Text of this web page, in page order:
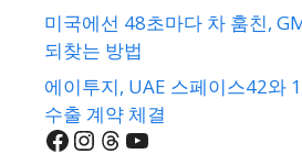
미국에선 48초마다 차 훔친,
되찾는 방법
에이투지, UAE 스페이스42와
수출 계약 체결
Facebook
Instagram
Threads
YouTube